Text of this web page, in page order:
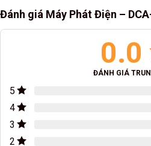
Đánh giá Máy Phát Điện –
0.0
ĐÁNH GIÁ
5
4
3
2